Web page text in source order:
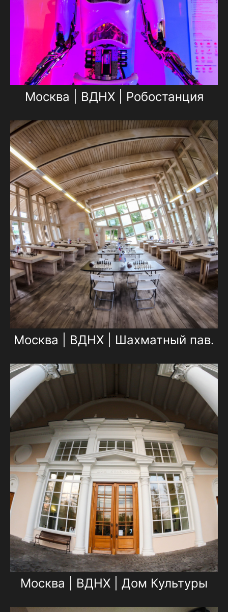
Москва | ВДНХ | Робостанция
Москва | ВДНХ | Шахматный пав.
Москва | ВДНХ | Дом Культуры